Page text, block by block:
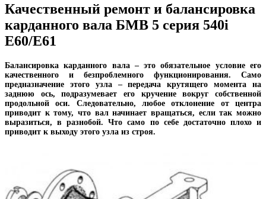
Качественный ремонт и балансировка
карданного вала БМВ 5 серия 540i
E60/E61
Балансировка карданного вала – это обязательное условие его
качественного и безпроблемного функционирования. Само
предназначение этого узла – передача крутящего момента на
заднюю ось, подразумевает его кручение вокруг собственной
продольной оси. Следовательно, любое отклонение от центра
приводит к тому, что вал начинает вращаться, если так можно
выразиться, в разнобой. Что само по себе достаточно плохо и
приводит к выходу этого узла из строя.